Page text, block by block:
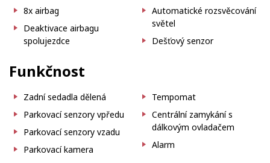
8x airbag
Deaktivace airbagu
spolujezdce
Automatické rozsvěcování
světel
Dešťový senzor
Funkčnost
Zadní sedadla dělená
Parkovací senzory vpředu
Parkovací senzory vzadu
Parkovací kamera
Tempomat
Centrální zamykání s
dálkovým ovladačem
Alarm